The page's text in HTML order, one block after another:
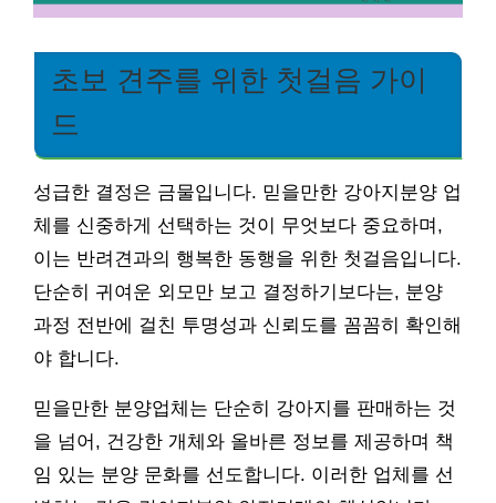
초보 견주를 위한 첫걸음 가이
드
성급한 결정은 금물입니다. 믿을만한 강아지분양 업
체를 신중하게 선택하는 것이 무엇보다 중요하며,
이는 반려견과의 행복한 동행을 위한 첫걸음입니다.
단순히 귀여운 외모만 보고 결정하기보다는, 분양
과정 전반에 걸친 투명성과 신뢰도를 꼼꼼히 확인해
야 합니다.
믿을만한 분양업체는 단순히 강아지를 판매하는 것
을 넘어, 건강한 개체와 올바른 정보를 제공하며 책
임 있는 분양 문화를 선도합니다. 이러한 업체를 선